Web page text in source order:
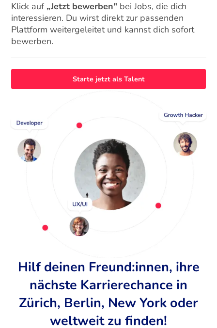
Klick auf „Jetzt bewerben" bei Jobs, die dich
interessieren. Du wirst direkt zur passenden
Plattform weitergeleitet und kannst dich sofort
bewerben.
Starte jetzt als Talent
Hilf deinen Freund:innen, ihre
nächste Karrierechance in
Zürich, Berlin, New York oder
weltweit zu finden!